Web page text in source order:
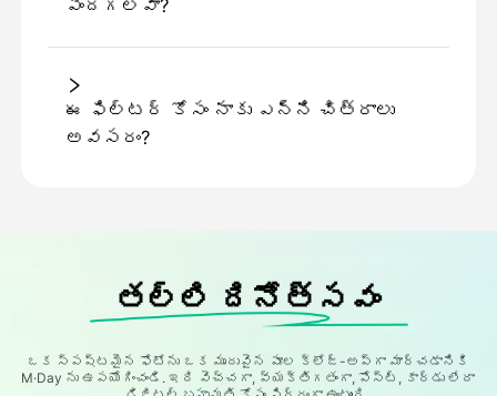
పొందగలవా?
ఈ ఫిల్టర్ కోసం నాకు ఎన్ని చిత్రాలు
అవసరం?
తల్లి దినోత్సవం
ఒక స్పష్టమైన ఫోటోను ఒక మృదువైన పూల క్లోజ్-అప్గా మార్చడానికి
M·Day ను ఉపయోగించండి. ఇది వెచ్చగా, వ్యక్తిగతంగా, పోస్ట్, కార్డు లేదా